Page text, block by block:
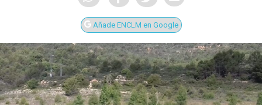
Añade ENCLM en Google